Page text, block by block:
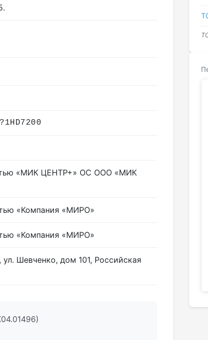
«МИК ЦЕНТР+» ОС ООО «МИК
«Компания «МИРО»
«Компания «МИРО»
Шевченко, дом 101, Российская